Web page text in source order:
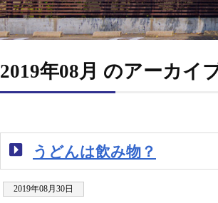
2019年08月 のアーカイ
うどんは飲み物？
2019年08月30日